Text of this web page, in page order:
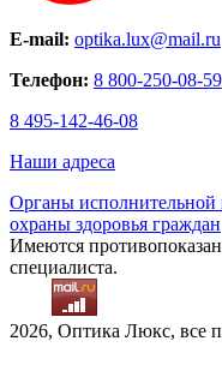
E-mail: optika.lux@mail.ru
Телефон: 8 800-250-08-59
8 495-142-46-08
Наши адреса
Органы исполнительной
охраны здоровья граждан
Имеются
специалиста.
2026, Оптика Люкс, все